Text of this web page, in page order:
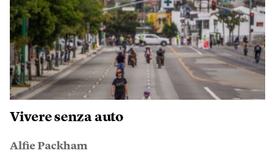
Vivere senza auto
Alfie Packham